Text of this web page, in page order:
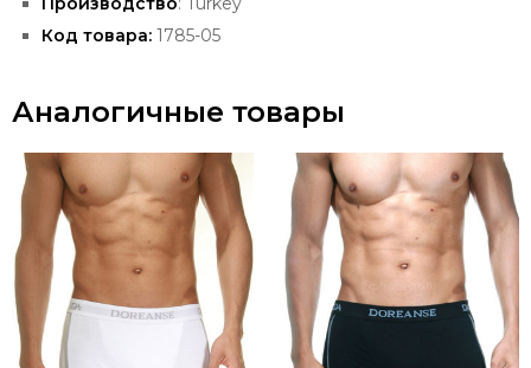
Код товара: 1785-05
Аналогичные товары